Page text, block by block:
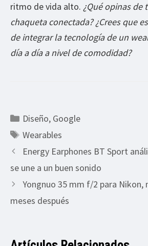
ritmo de vida alto. ¿Qué opinas de
chaqueta conectada? ¿Crees que
de integrar la tecnología de un
día a día a nivel de comodidad?
Categorías
Diseño, Google
Etiquetas
Wearables
Energy Earphones BT Sport
se une a un buen sonido
Yongnuo 35 mm f/2 para Nikon,
meses después